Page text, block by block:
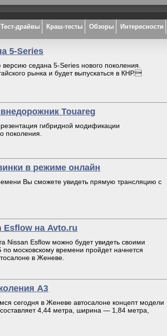
Тест-драйвы Краш-тесты Обзоры Интересности
5-Series
седана 5-Series нового поколения.
рынка и будет выпускаться в КНР.
Touareg
гибридной модификации
поколения.
в режиме онлайн
Вы сможете увидеть прямую трансляцию с
Esflow на Avto.ru
Nissan Esflow можно будет увидеть своими
московскому времени пройдет начнется
в Женеве.
А3
сегодня в Женеве автосалоне концепт модели
4,44 метра, ширина — 1,84 метра,